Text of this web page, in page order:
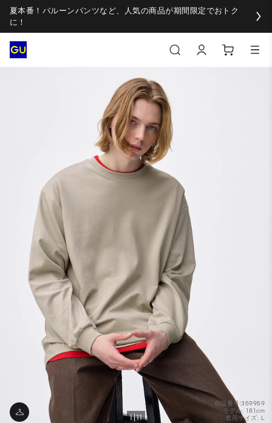
夏本番！バルーンパンツなど、人気の商品が期間限定でおトク
に！
商品番号:359959
モデル: 181cm
着用サイズ: L
1 11